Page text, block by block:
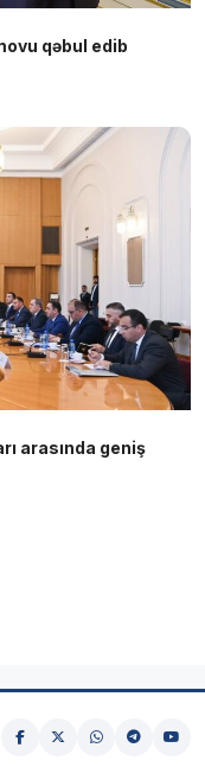
qəbul edib
arasında geniş